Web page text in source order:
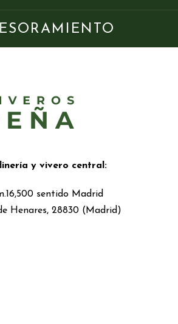
y vivero central:
sentido Madrid
Henares, 28830 (Madrid)